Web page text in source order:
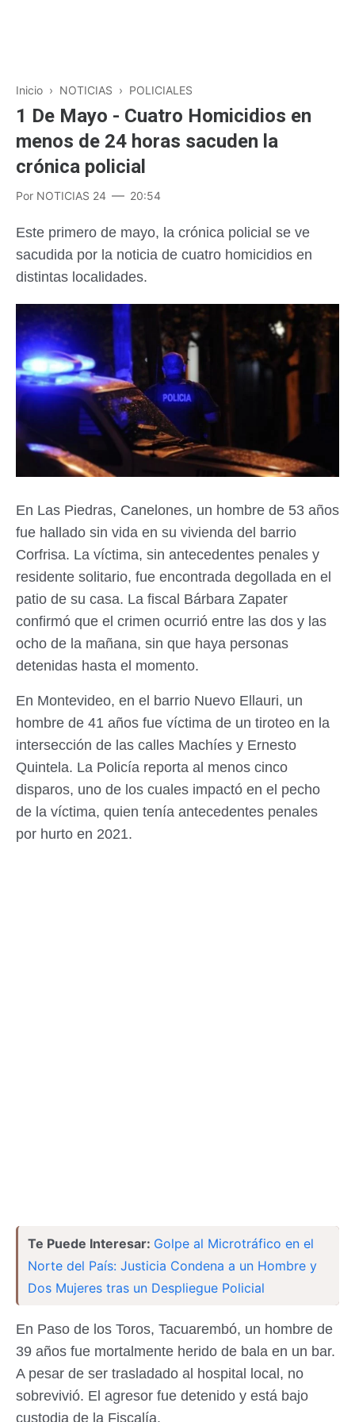
Inicio › NOTICIAS › POLICIALES
1 De Mayo - Cuatro Homicidios en
menos de 24 horas sacuden la
crónica policial
Por NOTICIAS 24 20:54
Este primero de mayo, la crónica policial se ve
sacudida por la noticia de cuatro homicidios en
distintas localidades.
En Las Piedras, Canelones, un hombre de 53 años
fue hallado sin vida en su vivienda del barrio
Corfrisa. La víctima, sin antecedentes penales y
residente solitario, fue encontrada degollada en el
patio de su casa. La fiscal Bárbara Zapater
confirmó que el crimen ocurrió entre las dos y las
ocho de la mañana, sin que haya personas
detenidas hasta el momento.
En Montevideo, en el barrio Nuevo Ellauri, un
hombre de 41 años fue víctima de un tiroteo en la
intersección de las calles Machíes y Ernesto
Quintela. La Policía reporta al menos cinco
disparos, uno de los cuales impactó en el pecho
de la víctima, quien tenía antecedentes penales
por hurto en 2021.
Te Puede Interesar: Golpe al Microtráfico en el
Norte del País: Justicia Condena a un Hombre y
Dos Mujeres tras un Despliegue Policial
En Paso de los Toros, Tacuarembó, un hombre de
39 años fue mortalmente herido de bala en un bar.
A pesar de ser trasladado al hospital local, no
sobrevivió. El agresor fue detenido y está bajo
custodia de la Fiscalía.